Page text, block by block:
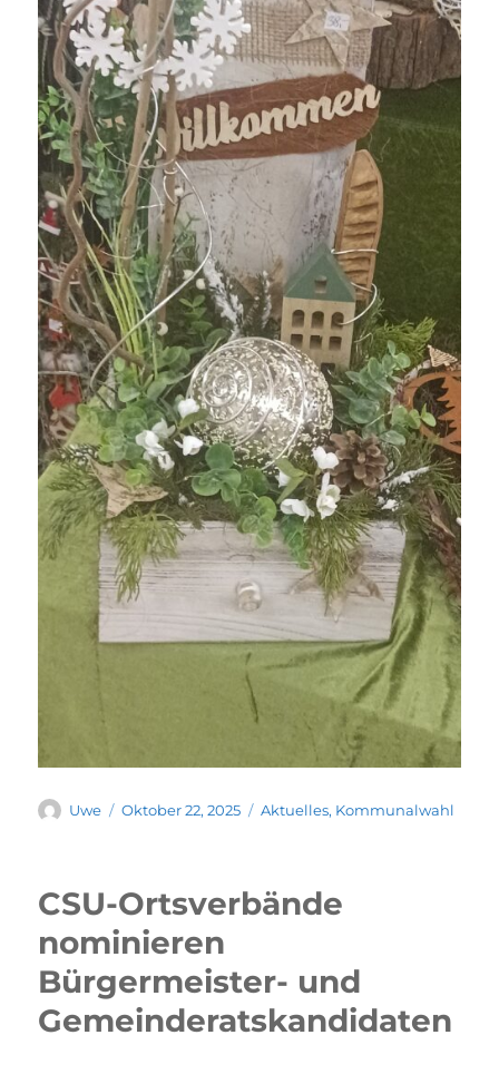
Uwe Oktober 22, 2025 Aktuelles, Kommunalwahl
CSU-Ortsverbände
nominieren
Bürgermeister- und
Gemeinderatskandidaten